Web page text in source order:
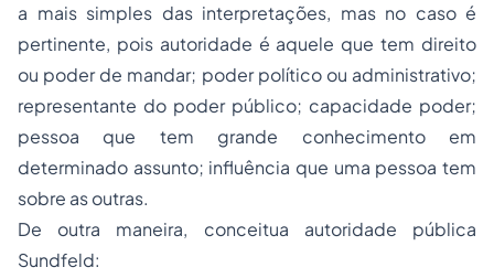
a mais simples das interpretações, mas no caso é
pertinente, pois autoridade é aquele que tem direito
ou poder de mandar; poder político ou administrativo;
representante do poder público; capacidade poder;
pessoa que tem grande conhecimento em
determinado assunto; influência que uma pessoa tem
sobre as outras.
De outra maneira, conceitua autoridade pública
Sundfeld: